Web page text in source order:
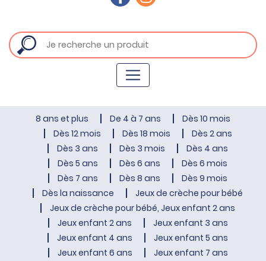
8 ans et plus De 4 à 7 ans
Dès 10 mois
Dès 12 mois
Dès 18 mois
Dès 2 ans
Dès 3 ans
Dès 3 mois
Dès 4 ans
Dès 5 ans
Dès 6 ans
Dès 6 mois
Dès 7 ans
Dès 8 ans
Dès 9 mois
Dès la naissance
Jeux de crèche pour bébé
Jeux de crèche pour bébé, Jeux enfant 2 ans
Jeux enfant 2 ans
Jeux enfant 3 ans
Jeux enfant 4 ans
Jeux enfant 5 ans
Jeux enfant 6 ans
Jeux enfant 7 ans